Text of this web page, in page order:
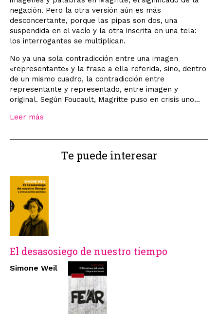
negación. Pero la otra versión aún es más
desconcertante, porque las pipas son dos, una
suspendida en el vacío y la otra inscrita en una tela:
los interrogantes se multiplican.
No ya una sola contradicción entre una imagen
«representante» y la frase a ella referida, sino, dentro
de un mismo cuadro, la contradicción entre
representante y representado, entre imagen y
original. Según Foucault, Magritte puso en crisis uno...
Leer más
Te puede interesar
El desasosiego de nuestro tiempo
Simone Weil